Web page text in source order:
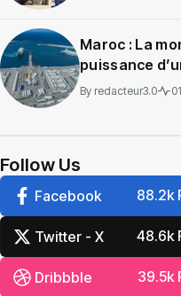
Maroc : La
puissance
centre
By redacteur3.0
Follow Us
Facebook 88.2k
Twitter - X 48.6k
Dribbble 39.5k